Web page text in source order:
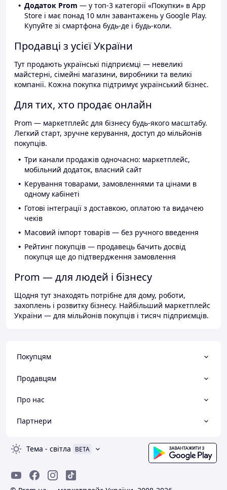
Додаток Prom — у топ-3 категорії «Покупки» в App
Store і має понад 10 млн завантажень у Google Play.
Купуйте зі смартфона будь-де і будь-коли.
Продавці з усієї України
Тут продають українські підприємці — невеликі
майстерні, сімейні магазини, виробники та великі
компанії. Кожна покупка підтримує український бізнес.
Для тих, хто продає онлайн
Prom — маркетплейс для бізнесу будь-якого масштабу.
Легкий старт, зручне керування, доступ до мільйонів
покупців.
Три канали продажів одночасно: маркетплейс,
мобільний додаток, власний сайт
Керування товарами, замовленнями та цінами в
одному кабінеті
Готові інтеграції з доставкою, оплатою та видачею
чеків
Масовий імпорт товарів — без ручного введення
Рейтинг покупців — продавець бачить досвід
покупця ще до підтвердження замовлення
Prom — для людей і бізнесу
Щодня тут знаходять потрібне для дому, роботи,
захоплень і розвитку бізнесу. Найбільший маркетплейс
України — для мільйонів покупців і тисяч підприємців.
Покупцям
Продавцям
Про нас
Партнери
Тема - світла BETA